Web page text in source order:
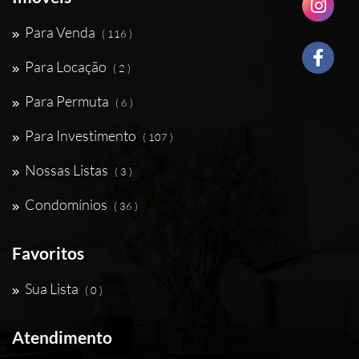
Para Venda ( 116 )
Para Locação ( 2 )
Para Permuta ( 6 )
Para Investimento ( 107 )
Nossas Listas ( 3 )
Condomínios ( 36 )
Favoritos
Sua Lista ( 0 )
Atendimento